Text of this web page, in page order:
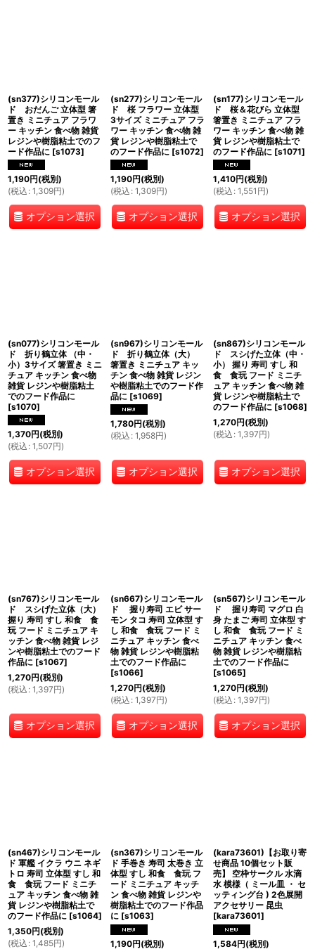
(sn377)シリコンモール
ド おだんご 立体型 箸
置き ミニチュア フラワ
ー キッチン 食べ物 雑貨
レジンや樹脂粘土でのフ
ード作品に [s1073]
1,190円(税別)
(税込 : 1,309円)
オプション選択
(sn277)シリコンモール
ド 桜 フラワー 立体型
3サイズ ミニチュア フラ
ワー キッチン 食べ物 雑
貨 レジンや樹脂粘土で
のフード作品に [s1072]
1,190円(税別)
(税込 : 1,309円)
オプション選択
(sn177)シリコンモール
ド 桜＆花びら 立体型
箸置き ミニチュア フラ
ワー キッチン 食べ物 雑
貨 レジンや樹脂粘土で
のフード作品に [s1071]
1,410円(税別)
(税込 : 1,551 円)
オプション選択
(sn077)シリコンモール
ド 折り鶴立体 （中・
小）3サイズ 箸置き ミニ
チュア キッチン 食べ物
雑貨 レジンや樹脂粘土
でのフード作品に
[s1070]
1,370円(税別)
(税込 : 1,507円)
オプション選択
(sn967)シリコンモール
ド 折り鶴立体（大）
箸置き ミニチュア キッ
チン 食べ物 雑貨 レジン
や樹脂粘土でのフード作
品に [s1069]
1,780円(税別)
(税込 : 1,958円)
オプション選択
(sn867)シリコンモール
ド スシげた立体（中・
小） 握り 寿司 すし 和
食 食玩 フード ミニチ
ュア キッチン 食べ物 雑
貨 レジンや樹脂粘土で
のフード作品に [s1068]
1,270円(税別)
(税込 : 1,397円)
オプション選択
(sn767)シリコンモール
ド スシげた立体（大）
握り 寿司 すし 和食 食
玩 フード ミニチュア キ
ッチン 食べ物 雑貨 レジ
ンや樹脂粘土でのフード
作品に [s1067]
1,270円(税別)
(税込 : 1,397円)
オプション選択
(sn667)シリコンモール
ド 握り寿司 エビ サー
モン タコ 寿司 立体型 す
し 和食 食玩 フード ミ
ニチュア キッチン 食べ
物 雑貨 レジンや樹脂粘
土でのフード作品に
[s1066]
1,270円(税別)
(税込 : 1,397円)
オプション選択
(sn567)シリコンモール
ド 握り寿司 マグロ 白
身 たまご 寿司 立体型 す
し 和食 食玩 フード ミ
ニチュア キッチン 食べ
物 雑貨 レジンや樹脂粘
土でのフード作品に
[s1065]
1,270円(税別)
(税込 : 1,397円)
オプション選択
(sn467)シリコンモール
ド 軍艦 イクラ ウニ ネギ
トロ 寿司 立体型 すし 和
食 食玩 フード ミニチ
ュア キッチン 食べ物 雑
貨 レジンや樹脂粘土で
のフード作品に [s1064]
1,350円(税別)
(税込 : 1,485円)
(sn367)シリコンモール
ド 手巻き 寿司 太巻き 立
体型 すし 和食 食玩 フ
ード ミニチュア キッチ
ン 食べ物 雑貨 レジンや
樹脂粘土でのフード作品
に [s1063]
1,190円(税別)
(kara73601)【お取り寄
せ商品 10個セット販
売】 空枠サークル 水滴
水 模様（ ミール皿 ・ セ
ッティング台 ) 2色展開
アクセサリー 昆虫
[kara73601]
1,584円(税別)